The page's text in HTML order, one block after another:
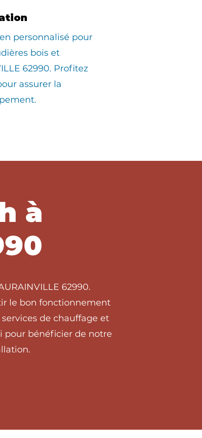
personnalisé pour
bois et
62990. Profitez
assurer la
à
62990.
le bon fonctionnement
de chauffage et
pour bénéficier de notre